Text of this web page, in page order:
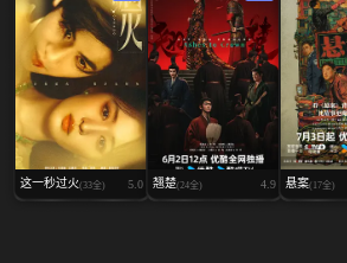
这一秒过火(33全) 5.0 翘楚(24全) 4.9 悬案(17全)